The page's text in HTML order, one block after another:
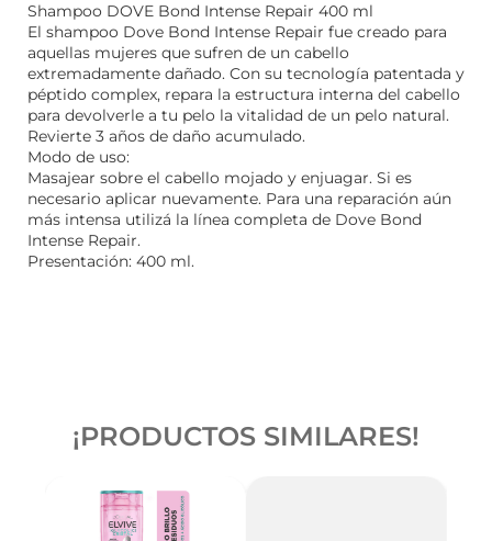
Shampoo DOVE Bond Intense Repair 400 ml
El shampoo Dove Bond Intense Repair fue creado para
aquellas mujeres que sufren de un cabello
extremadamente dañado. Con su tecnología patentada y
péptido complex, repara la estructura interna del cabello
para devolverle a tu pelo la vitalidad de un pelo natural.
Revierte 3 años de daño acumulado.
Modo de uso:
Masajear sobre el cabello mojado y enjuagar. Si es
necesario aplicar nuevamente. Para una reparación aún
más intensa utilizá la línea completa de Dove Bond
Intense Repair.
Presentación: 400 ml.
¡PRODUCTOS SIMILARES!